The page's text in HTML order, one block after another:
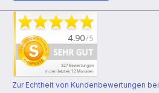
Zur Echtheit von Kundenbewertungen